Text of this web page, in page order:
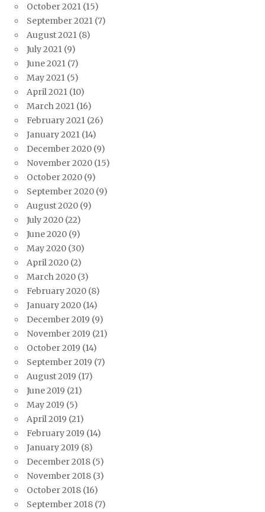
October 2021 (15)
September 2021 (7)
August 2021 (8)
July 2021 (9)
June 2021 (7)
May 2021 (5)
April 2021 (10)
March 2021 (16)
February 2021 (26)
January 2021 (14)
December 2020 (9)
November 2020 (15)
October 2020 (9)
September 2020 (9)
August 2020 (9)
July 2020 (22)
June 2020 (9)
May 2020 (30)
April 2020 (2)
March 2020 (3)
February 2020 (8)
January 2020 (14)
December 2019 (9)
November 2019 (21)
October 2019 (14)
September 2019 (7)
August 2019 (17)
June 2019 (21)
May 2019 (5)
April 2019 (21)
February 2019 (14)
January 2019 (8)
December 2018 (5)
November 2018 (3)
October 2018 (16)
September 2018 (7)